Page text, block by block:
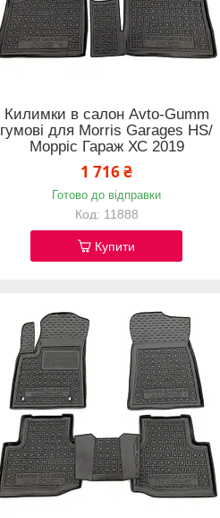
Килимки в салон Avto-Gumm
гумові для Morris Garages HS/
Морріс Гараж ХС 2019
1 716 ₴
Готово до відправки
11888
Купити